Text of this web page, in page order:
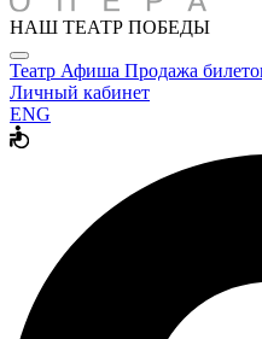
НАШ ТЕАТР ПОБЕДЫ
Театр Афиша Продажа
Личный кабинет
ENG